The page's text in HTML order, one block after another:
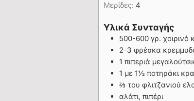
Μερίδες: 4
Υλικά Συνταγής
500-600 γρ. χοιρινό
2-3 φρέσκα
1 πιπεριά
1 με 1½ ποτηράκι
⅔ του φλιτζανιού
αλάτι, πιπέρι